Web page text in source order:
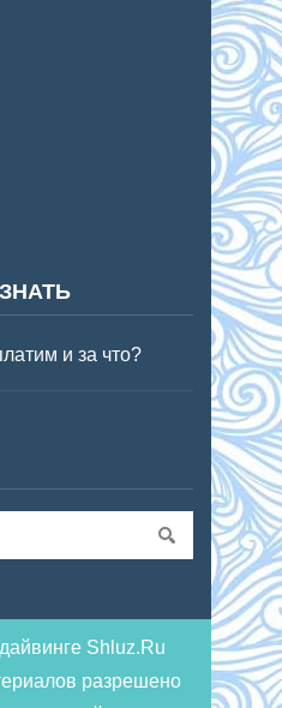
и за что?
Shluz.Ru
разрешено